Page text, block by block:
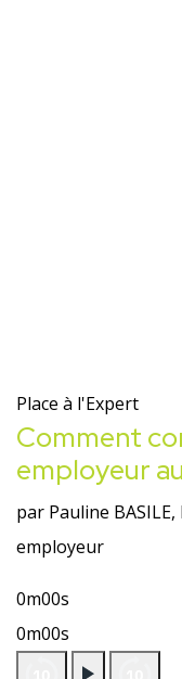
Place à l'Expert
Comment
employeur
par Pauline
employeur
0m00s
0m00s